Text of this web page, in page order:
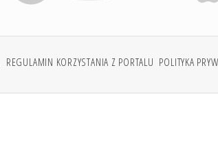
REGULAMIN KORZYSTANIA Z PORTALU POLITYKA